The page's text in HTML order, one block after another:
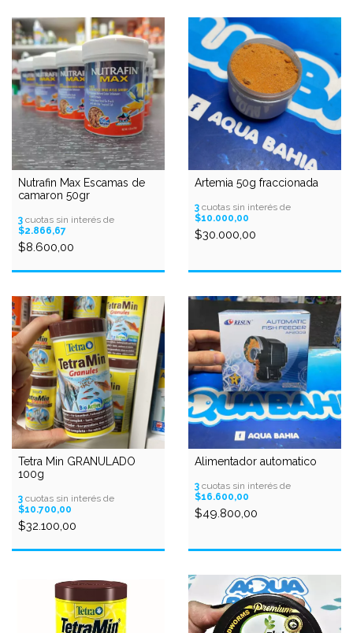
Nutrafin Max Escamas de
camaron 50gr
3 cuotas sin interés de
$2.866,67
$8.600,00
Artemia 50g fraccionada
3 cuotas sin interés de
$10.000,00
$30.000,00
Tetra Min GRANULADO
100g
3 cuotas sin interés de
$10.700,00
$32.100,00
Alimentador automatico
3 cuotas sin interés de
$16.600,00
$49.800,00